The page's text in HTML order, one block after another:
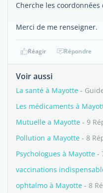
Cherche les
Merci de me renseigner.
Réagir Répondre
Voir aussi
La santé à Mayotte -
Les médicaments à
Mutuelle a Mayotte - 9
Pollution a Mayotte - 8
Psychologues à Mayotte -
vaccinations
ophtalmo à Mayotte - 8